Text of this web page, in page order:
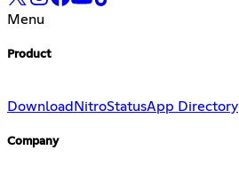
Menu
Product
Download NitroStatusApp Directory
Company